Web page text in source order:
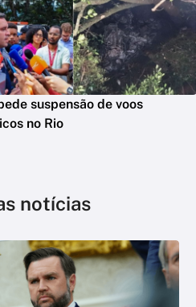
suspensão de voos
no Rio
notícias